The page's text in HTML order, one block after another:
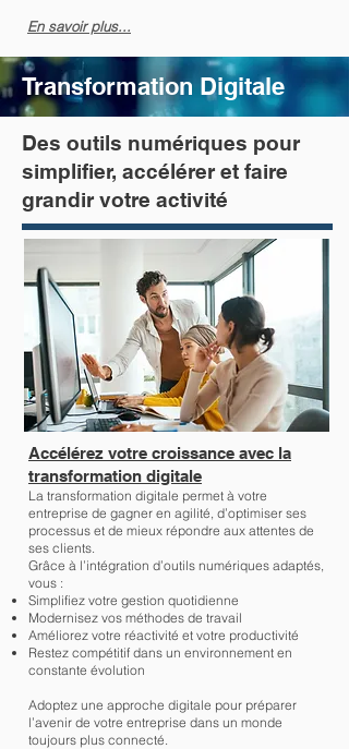
En savoir plus...
Transformation Digitale
​Des outils numériques pour
simplifier, accélérer et faire
grandir votre activité
Accélérez votre croissance avec la
transformation digitale
La transformation digitale permet à votre
entreprise de gagner en agilité, d’optimiser ses
processus et de mieux répondre aux attentes de
ses clients.
Grâce à l’intégration d’outils numériques adaptés,
vous :
Simplifiez votre gestion quotidienne
Modernisez vos méthodes de travail
Améliorez votre réactivité et votre productivité
Restez compétitif dans un environnement en
constante évolution
Adoptez une approche digitale pour préparer
l’avenir de votre entreprise dans un monde
toujours plus connecté.